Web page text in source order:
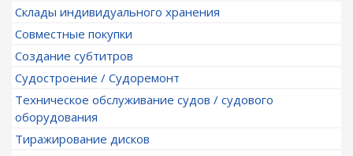
Склады индивидуального хранения
Совместные покупки
Создание субтитров
Судостроение / Судоремонт
Техническое обслуживание судов / судового
оборудования
Тиражирование дисков